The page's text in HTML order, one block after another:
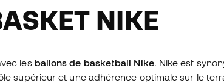
NIKE
les ballons de basketball Nike. Nike est
supérieur et une adhérence optimale sur le